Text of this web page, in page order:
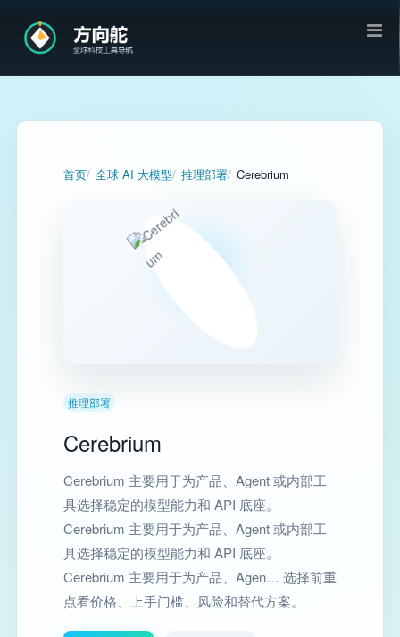
首页 全球 AI 大模型 推理部署 Cerebrium
推理部署
Cerebrium
Cerebrium 主要用于为产品、Agent 或内部工
具选择稳定的模型能力和 API 底座。
Cerebrium 主要用于为产品、Agent 或内部工
具选择稳定的模型能力和 API 底座。
Cerebrium 主要用于为产品、Agen… 选择前重
点看价格、上手门槛、风险和替代方案。